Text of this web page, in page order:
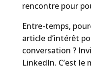
rencontre pour
Entre-temps,
article d’intérêt
conversation ?
LinkedIn. C’est